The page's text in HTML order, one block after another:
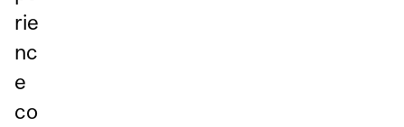
rie
nc
e
co